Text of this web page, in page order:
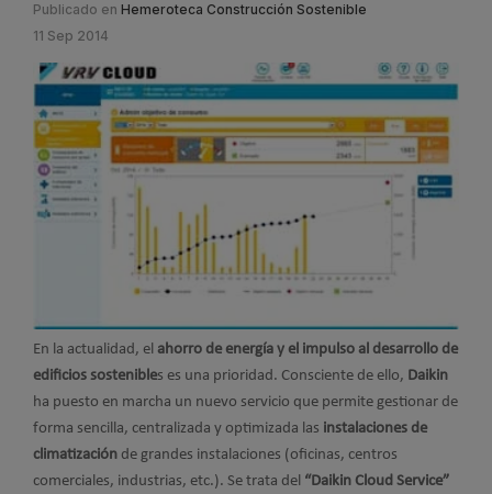
Publicado en Hemeroteca Construcción Sostenible
11 Sep 2014
En la actualidad, el ahorro de energía y el impulso al desarrollo de
edificios sostenibles es una prioridad. Consciente de ello, Daikin
ha puesto en marcha un nuevo servicio que permite gestionar de
forma sencilla, centralizada y optimizada las instalaciones de
climatización de grandes instalaciones (oficinas, centros
comerciales, industrias, etc.). Se trata del “Daikin Cloud Service”